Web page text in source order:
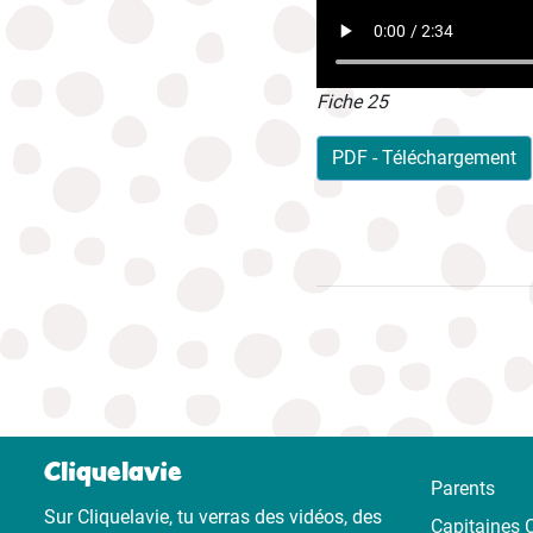
Fiche 25
PDF - Téléchargement
Cliquelavie
Sur Cliquelavie, tu verras des vidéos, des
Parents
Capitaines